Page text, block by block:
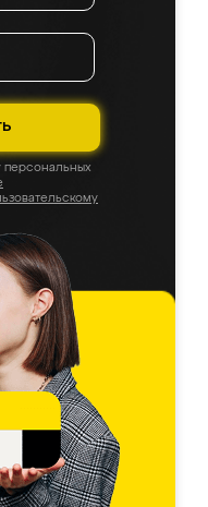
персональных